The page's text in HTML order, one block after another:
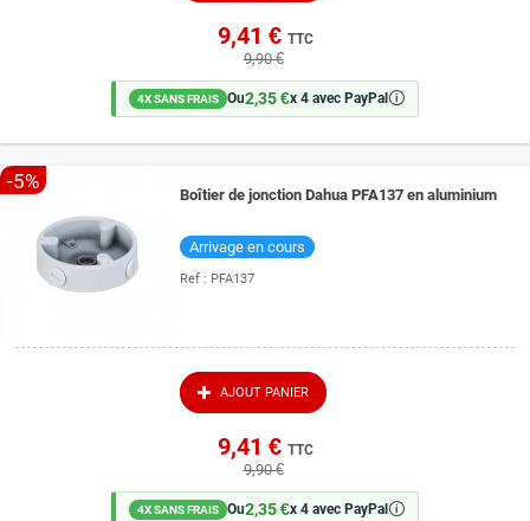
9,41 € TTC
9,90 €
4X SANS FRAIS Ou2,35 €x 4 avec PayPal 🛈
-5%
Boîtier de jonction Dahua PFA137 en aluminium
Arrivage en cours
Ref : PFA137
AJOUT PANIER
9,41 € TTC
9,90 €
4X SANS FRAIS Ou2,35 €x 4 avec PayPal 🛈